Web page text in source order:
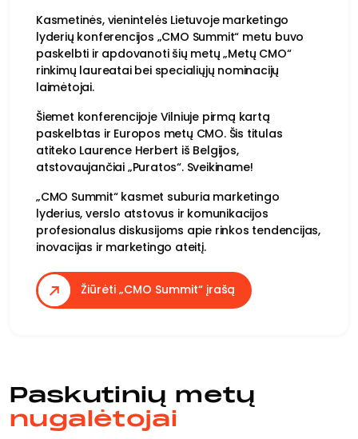
Kasmetinės, vienintelės Lietuvoje marketingo
lyderių konferencijos „CMO Summit“ metu buvo
paskelbti ir apdovanoti šių metų „Metų CMO“
rinkimų laureatai bei specialiųjų nominacijų
laimėtojai.
Šiemet konferencijoje Vilniuje pirmą kartą
paskelbtas ir Europos metų CMO. Šis titulas
atiteko Laurence Herbert iš Belgijos,
atstovaujančiai „Puratos“. Sveikiname!
„CMO Summit“ kasmet suburia marketingo
lyderius, verslo atstovus ir komunikacijos
profesionalus diskusijoms apie rinkos tendencijas,
inovacijas ir marketingo ateitį.
Žiūrėti „CMO Summit“ įrašą
Paskutinių metų
nugalėtojai